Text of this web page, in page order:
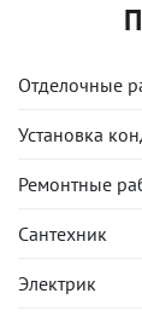
Отделочные
Установка
Ремонтные
Сантехник
Электрик